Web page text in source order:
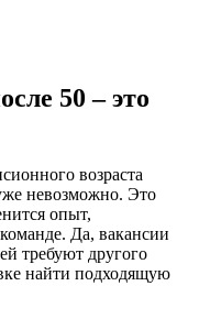
50 – это
возраста
невозможно. Это
опыт,
Да, вакансии
требуют другого
найти подходящую